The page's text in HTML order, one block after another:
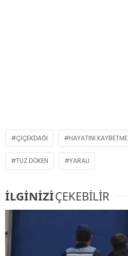
ÇIÇEKDAĞI HAYATINI KAYBETME
TUZ DÖKEN YARALI
İLGİNİZİÇEKEBİLİR